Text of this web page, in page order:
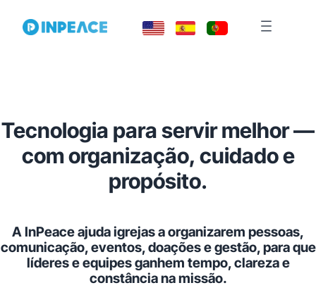
Tecnologia para servir melhor —
com organização, cuidado e
propósito.
A InPeace ajuda igrejas a organizarem pessoas,
comunicação, eventos, doações e gestão, para que
líderes e equipes ganhem tempo, clareza e
constância na missão.